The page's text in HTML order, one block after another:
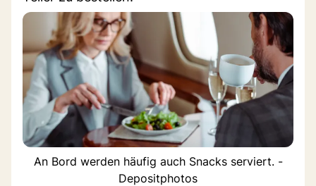
An Bord werden häufig auch Snacks serviert. -
Depositphotos